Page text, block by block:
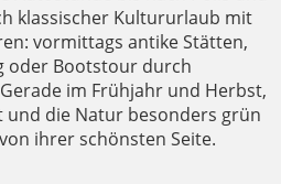
klassischer Kultururlaub mit
vormittags antike Stätten,
oder Bootstour durch
im Frühjahr und Herbst,
und die Natur besonders grün
ihrer schönsten Seite.